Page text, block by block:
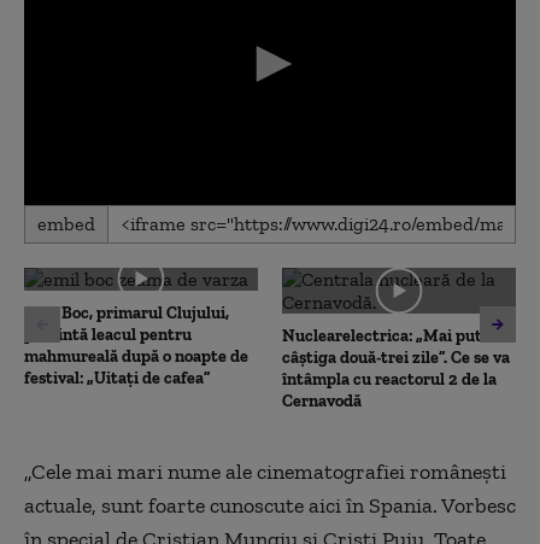
0
seconds
0
seconds
embed
Emil Boc, primarul Clujului,
prezintă leacul pentru
mahmureală după o noapte de
festival: „Uitați de cafea”
Nuclearelectrica: „Mai putem
câștiga două-trei zile”. Ce se va
întâmpla cu reactorul 2 de la
Cernavodă
„Cele mai mari nume ale cinematografiei românești
actuale, sunt foarte cunoscute aici în Spania. Vorbesc
în special de Cristian Mungiu și Cristi Puiu. Toate